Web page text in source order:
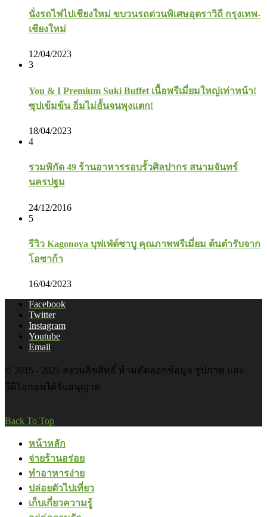
นั่งรถไฟไปเชียงใหม่ ขบวนรถด่วนพิเศษอุตราวิถี กรุงเทพ-
เชียงใหม่
12/04/2023
3
You & I Premium Suki Buffet เนื้อพรีเมี่ยมใหญ่เท่าหน้า!
ซุปเข้มข้น อิ่มไม่อั้นจนพุงแตก!
18/04/2023
4
รวมพิกัด 49 ร้านอาหารรอบรั้วศิลปากร สนามจันทร์
นครปฐม
24/12/2016
5
รีวิว Kagonoya บุฟเฟ่ต์ชาบู คุณภาพพรีเมี่ยม ต้นตำรับจาก
โอซาก้า
16/04/2023
Facebook
Twitter
Instagram
Youtube
Email
© 2015 - 2021 สงวนลิขสิทธิ์ ห้ามคัดลอกข้อมูล รูปภาพ และ
วีดีโอก่อนได้รับอนุญาต
Back To Top
หน้าหลัก
จ่ายร้านอร่อย
ทำอาหารง่าย
ปล่อยตัวไปเที่ยว
เก็บเกี่ยวความรู้